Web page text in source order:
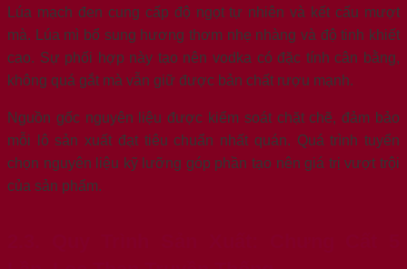
Lúa mạch đen cung cấp độ ngọt tự nhiên và kết cấu mượt
mà. Lúa mì bổ sung hương thơm nhẹ nhàng và độ tinh khiết
cao. Sự phối hợp này tạo nên vodka có đặc tính cân bằng,
không quá gắt mà vẫn giữ được bản chất rượu mạnh.
Nguồn gốc nguyên liệu được kiểm soát chặt chẽ, đảm bảo
mỗi lô sản xuất đạt tiêu chuẩn nhất quán. Quá trình tuyển
chọn nguyên liệu kỹ lưỡng góp phần tạo nên giá trị vượt trội
của sản phẩm.